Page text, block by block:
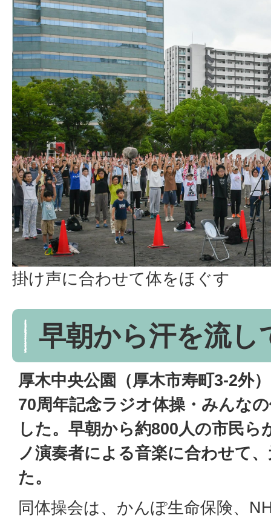
掛け声に合わせて体をほぐす
早朝から汗を流し
厚木中央公園（厚木市寿町3-2外
70周年記念ラジオ体操・みんな
した。早朝から約800人の市民ら
ノ演奏者による音楽に合わせて
た。
同体操会は、かんぽ生命保険、